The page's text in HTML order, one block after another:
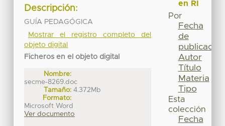
Descripción:
GUÍA PEDAGÓGICA
Mostrar el registro completo del
objeto digital
Ficheros en el objeto digital
Nombre:
secme-8269.doc
Tamaño: 4.372Mb
Formato:
Microsoft Word
Ver documento
en RI
Por
Fecha
de
publicación
Autor
Título
Materia
Tipo
Esta
colección
Fecha